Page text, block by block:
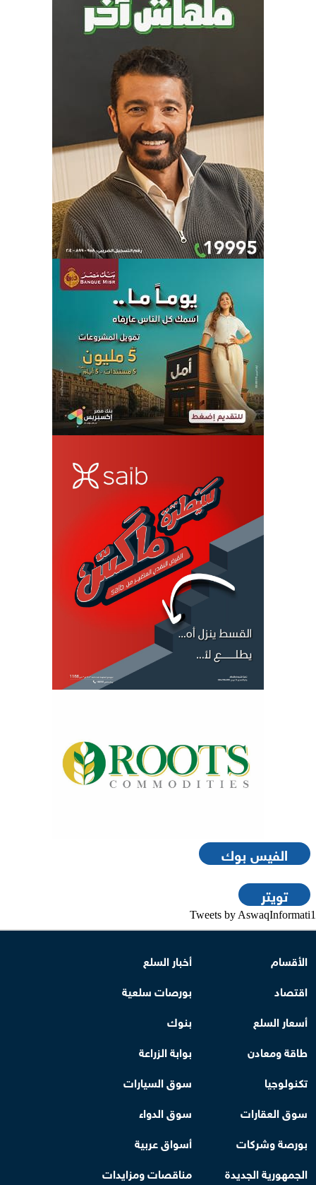
الفيس بوك
تويتر
Tweets by AswaqInformati1
الأقسام
أخبار السلع
اقتصاد
بورصات سلعية
أسعار السلع
بنوك
طاقة ومعادن
بوابة الزراعة
تكنولوجيا
سوق السيارات
سوق العقارات
سوق الدواء
بورصة وشركات
أسواق عربية
الجمهورية الجديدة
مناقصات ومزايدات